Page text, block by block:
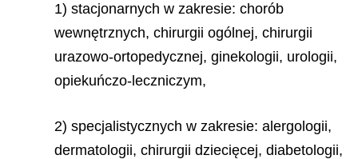
1) stacjonarnych w zakresie: chorób
wewnętrznych, chirurgii ogólnej, chirurgii
urazowo-ortopedycznej, ginekologii, urologii,
opiekuńczo-leczniczym,
2) specjalistycznych w zakresie: alergologii,
dermatologii, chirurgii dziecięcej, diabetologii,